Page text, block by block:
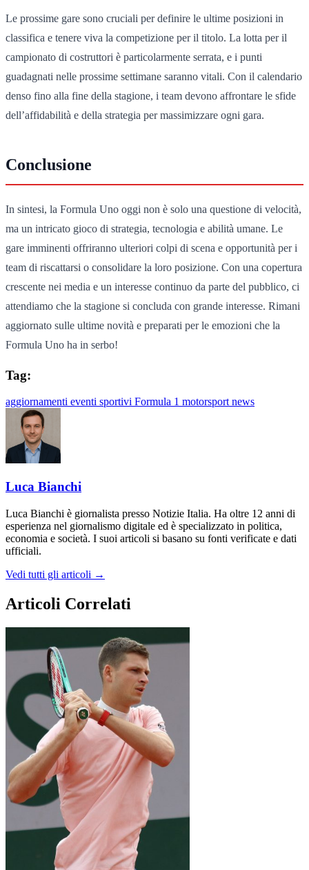
Le prossime gare sono cruciali per definire le ultime posizioni in
classifica e tenere viva la competizione per il titolo. La lotta per il
campionato di costruttori è particolarmente serrata, e i punti
guadagnati nelle prossime settimane saranno vitali. Con il calendario
denso fino alla fine della stagione, i team devono affrontare le sfide
dell’affidabilità e della strategia per massimizzare ogni gara.
Conclusione
In sintesi, la Formula Uno oggi non è solo una questione di velocità,
ma un intricato gioco di strategia, tecnologia e abilità umane. Le
gare imminenti offriranno ulteriori colpi di scena e opportunità per i
team di riscattarsi o consolidare la loro posizione. Con una copertura
crescente nei media e un interesse continuo da parte del pubblico, ci
attendiamo che la stagione si concluda con grande interesse. Rimani
aggiornato sulle ultime novità e preparati per le emozioni che la
Formula Uno ha in serbo!
Tag:
aggiornamenti eventi sportivi Formula 1 motorsport news
Luca Bianchi
Luca Bianchi è giornalista presso Notizie Italia. Ha oltre 12 anni di
esperienza nel giornalismo digitale ed è specializzato in politica,
economia e società. I suoi articoli si basano su fonti verificate e dati
ufficiali.
Vedi tutti gli articoli →
Articoli Correlati